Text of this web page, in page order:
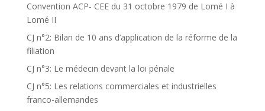
Convention ACP- CEE du 31 octobre 1979 de Lomé I à
Lomé II
CJ n°2: Bilan de 10 ans d’application de la réforme de la
filiation
CJ n°3: Le médecin devant la loi pénale
CJ n°5: Les relations commerciales et industrielles
franco-allemandes